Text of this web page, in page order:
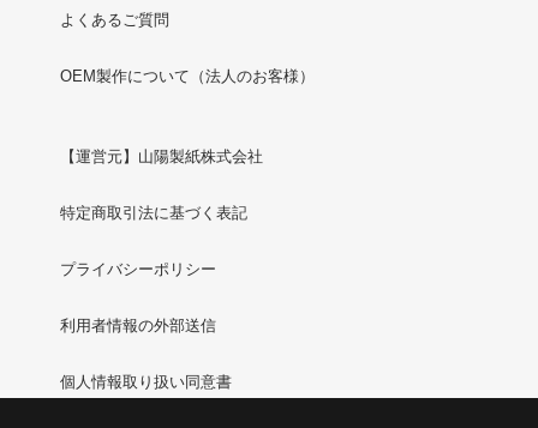
よくあるご質問
OEM製作について（法人のお客様）
【運営元】山陽製紙株式会社
特定商取引法に基づく表記
プライバシーポリシー
利用者情報の外部送信
個人情報取り扱い同意書